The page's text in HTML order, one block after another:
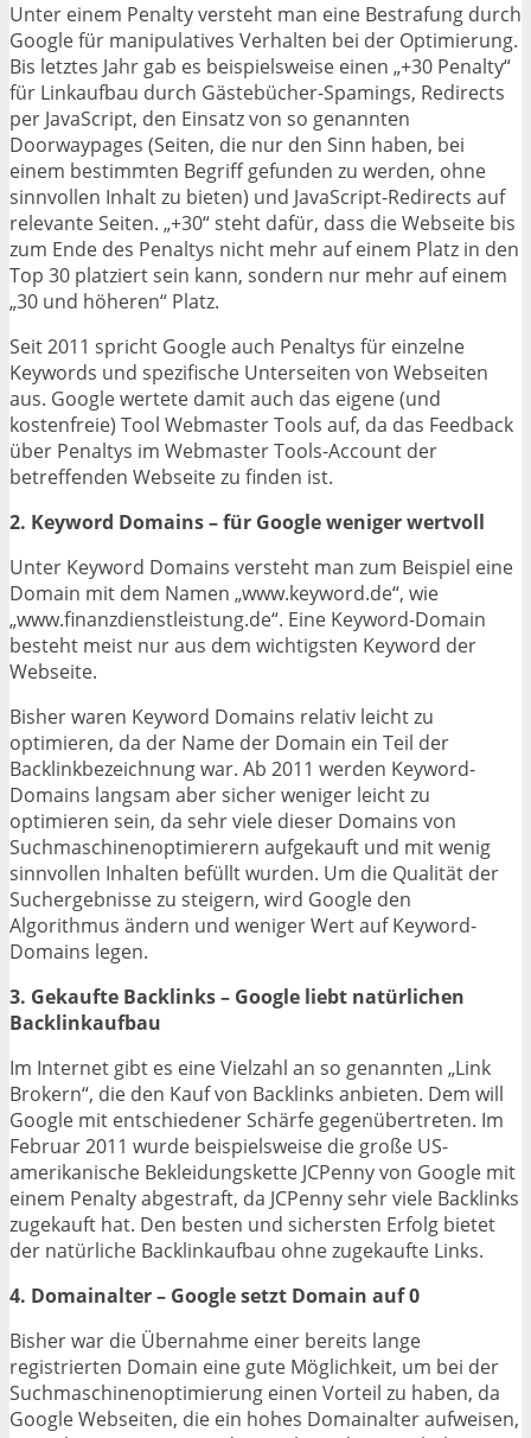
Unter einem Penalty versteht man eine Bestrafung durch
Google für manipulatives Verhalten bei der Optimierung.
Bis letztes Jahr gab es beispielsweise einen „+30 Penalty“
für Linkaufbau durch Gästebücher-Spamings, Redirects
per JavaScript, den Einsatz von so genannten
Doorwaypages (Seiten, die nur den Sinn haben, bei
einem bestimmten Begriff gefunden zu werden, ohne
sinnvollen Inhalt zu bieten) und JavaScript-Redirects auf
relevante Seiten. „+30“ steht dafür, dass die Webseite bis
zum Ende des Penaltys nicht mehr auf einem Platz in den
Top 30 platziert sein kann, sondern nur mehr auf einem
„30 und höheren“ Platz.
Seit 2011 spricht Google auch Penaltys für einzelne
Keywords und spezifische Unterseiten von Webseiten
aus. Google wertete damit auch das eigene (und
kostenfreie) Tool Webmaster Tools auf, da das Feedback
über Penaltys im Webmaster Tools-Account der
betreffenden Webseite zu finden ist.
2. Keyword Domains – für Google weniger wertvoll
Unter Keyword Domains versteht man zum Beispiel eine
Domain mit dem Namen „www.keyword.de“, wie
„www.finanzdienstleistung.de“. Eine Keyword-Domain
besteht meist nur aus dem wichtigsten Keyword der
Webseite.
Bisher waren Keyword Domains relativ leicht zu
optimieren, da der Name der Domain ein Teil der
Backlinkbezeichnung war. Ab 2011 werden Keyword-
Domains langsam aber sicher weniger leicht zu
optimieren sein, da sehr viele dieser Domains von
Suchmaschinenoptimierern aufgekauft und mit wenig
sinnvollen Inhalten befüllt wurden. Um die Qualität der
Suchergebnisse zu steigern, wird Google den
Algorithmus ändern und weniger Wert auf Keyword-
Domains legen.
3. Gekaufte Backlinks – Google liebt natürlichen
Backlinkaufbau
Im Internet gibt es eine Vielzahl an so genannten „Link
Brokern“, die den Kauf von Backlinks anbieten. Dem will
Google mit entschiedener Schärfe gegenübertreten. Im
Februar 2011 wurde beispielsweise die große US-
amerikanische Bekleidungskette JCPenny von Google mit
einem Penalty abgestraft, da JCPenny sehr viele Backlinks
zugekauft hat. Den besten und sichersten Erfolg bietet
der natürliche Backlinkaufbau ohne zugekaufte Links.
4. Domainalter – Google setzt Domain auf 0
Bisher war die Übernahme einer bereits lange
registrierten Domain eine gute Möglichkeit, um bei der
Suchmaschinenoptimierung einen Vorteil zu haben, da
Google Webseiten, die ein hohes Domainalter aufweisen,